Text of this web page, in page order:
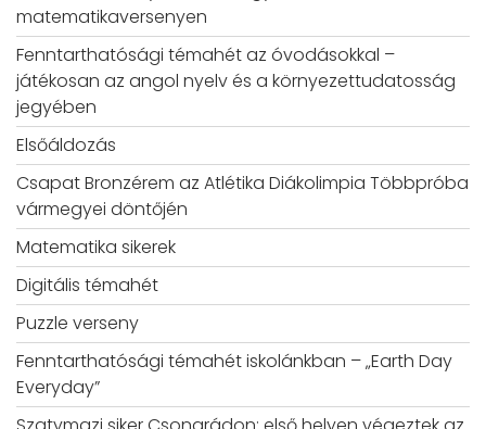
matematikaversenyen
Fenntarthatósági témahét az óvodásokkal –
játékosan az angol nyelv és a környezettudatosság
jegyében
Elsőáldozás
Csapat Bronzérem az Atlétika Diákolimpia Többpróba
vármegyei döntőjén
Matematika sikerek
Digitális témahét
Puzzle verseny
Fenntarthatósági témahét iskolánkban – „Earth Day
Everyday”